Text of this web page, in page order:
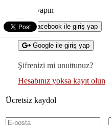
Giriş yapın
Facebook ile giriş yap
Google ile giriş yap
Şifrenizi mi unuttunuz?
Hesabınız yoksa kayıt olun
Ücretsiz kaydol